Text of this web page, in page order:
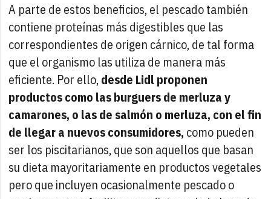
A parte de estos beneficios, el pescado también
contiene proteínas más digestibles que las
correspondientes de origen cárnico, de tal forma
que el organismo las utiliza de manera más
eficiente. Por ello,desde Lidl proponen
productos como las burguers de merluza y
camarones, o las de salmón o merluza, con el fin
de llegar a nuevos consumidores, como pueden
ser los piscitarianos, que son aquellos que basan
su dieta mayoritariamente en productos vegetales
pero que incluyen ocasionalmente pescado o